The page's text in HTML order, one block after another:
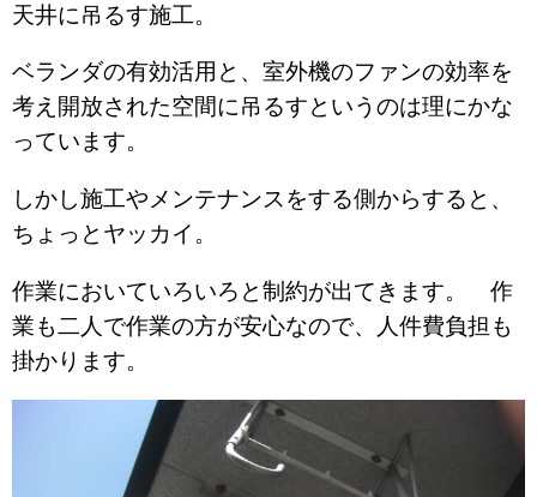
天井に吊るす施工。
ベランダの有効活用と、室外機のファンの効率を
考え開放された空間に吊るすというのは理にかな
っています。
しかし施工やメンテナンスをする側からすると、
ちょっとヤッカイ。
作業においていろいろと制約が出てきます。 作
業も二人で作業の方が安心なので、人件費負担も
掛かります。